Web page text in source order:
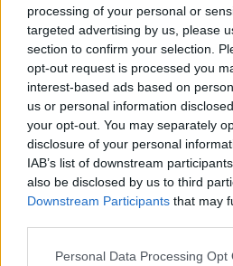
processing of your personal or
targeted advertising by us, please
section to confirm your selection.
opt-out request is processed you
interest-based ads based on
us or personal information
your opt-out. You may separately
disclosure of your personal
IAB’s list of downstream
also be disclosed by us to third
Downstream Participants that may
Personal Data Processing Opt
pod